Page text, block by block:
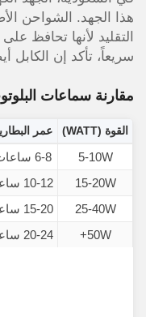
التقليد لأنها تحافظ
سريعاً، تأكد إن الكابل
مقارنة سماعات
القوة (WATT) عمر
5-10W 6-8 ساعات
15-20W
10-12 ساعة
25-40W
15-20 ساعة
50W+
20-24 ساعة